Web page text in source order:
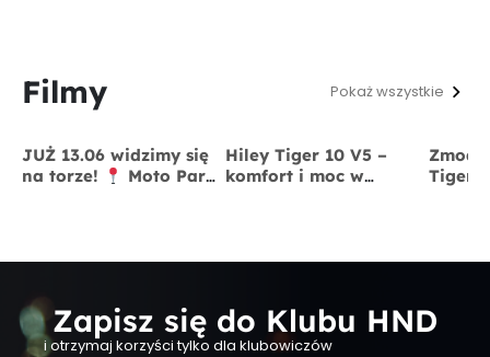
Filmy Pokaż wszystkie
JUŻ 13.06 widzimy się
na torze!
Moto Park
Hiley Tiger 10 V5 –
komfort i moc w
Tiger
Zapisz się do Klubu HND
i otrzymaj korzyści tylko dla klubowiczów